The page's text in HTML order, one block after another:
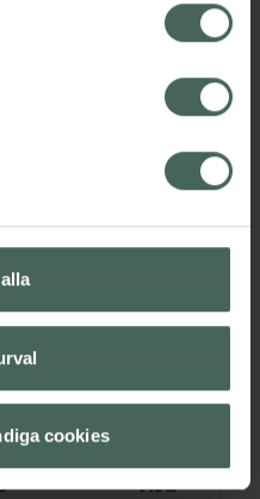
cookies
Visa
Visa
Visa
Visa